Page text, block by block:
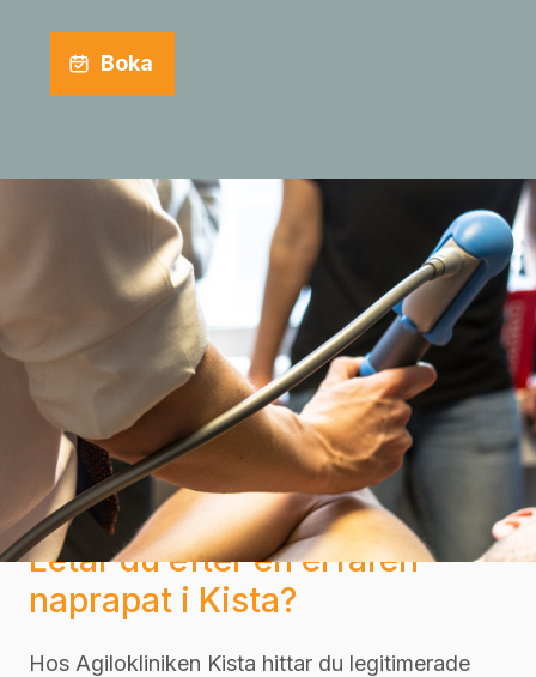
Boka
Naprapat Kista
Letar du efter en erfaren
naprapat i Kista?
Hos Agilokliniken Kista hittar du legitimerade